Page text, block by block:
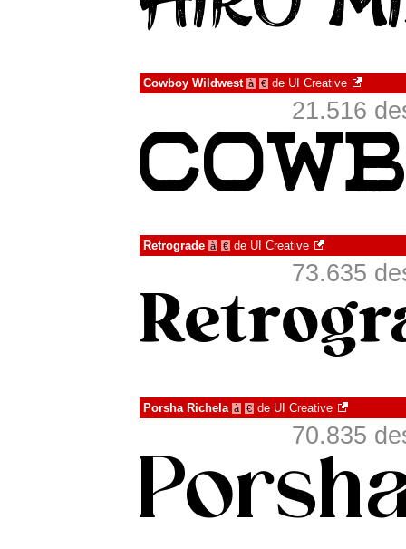
Cowboy Wildwest à € de UI Creative
21.516
Retrograde à € de UI Creative
73.635
Porsha Richela à € de UI Creative
70.835